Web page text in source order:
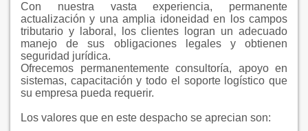
Con nuestra vasta experiencia, permanente
actualización y una amplia idoneidad en los campos
tributario y laboral, los clientes logran un adecuado
manejo de sus obligaciones legales y obtienen
seguridad jurídica.
Ofrecemos permanentemente consultoría, apoyo en
sistemas, capacitación y todo el soporte logístico que
su empresa pueda requerir.
Los valores que en este despacho se aprecian son: